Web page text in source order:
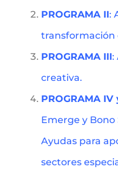
PROGRAMA II:
transformación
PROGRAMA III:
creativa.
PROGRAMA IV
Emerge y Bono
Ayudas para
sectores